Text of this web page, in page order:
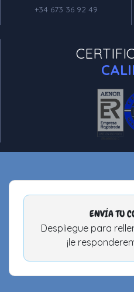
+34 673 36 92 49
ENVÍA TU
Despliegue para
¡le